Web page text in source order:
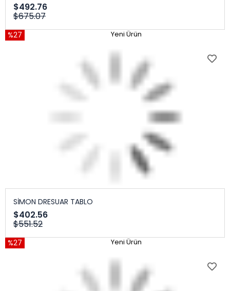
$492.76
$675.07
%27 Yeni Ürün
SİMON DRESUAR TABLO
$402.56
$551.52
%27 Yeni Ürün